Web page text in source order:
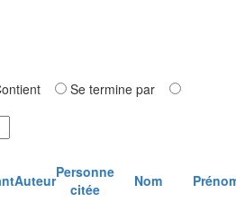
Se termine par
AuteurPersonne
citée
Nom